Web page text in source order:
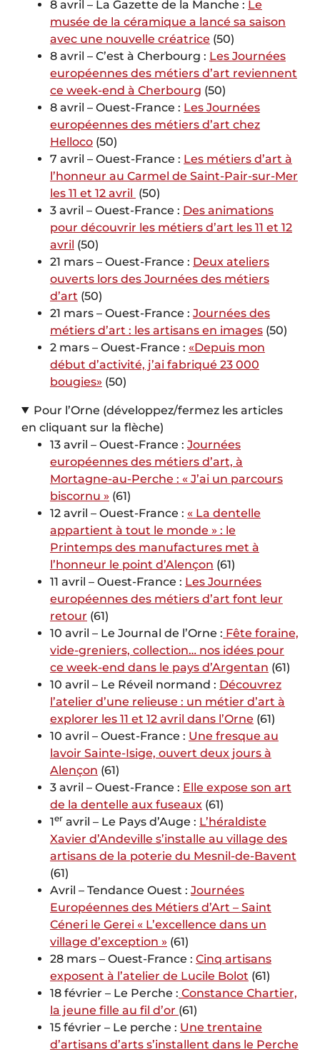
8 avril – La Gazette de la Manche : Le
musée de la céramique a lancé sa saison
avec une nouvelle créatrice (50)
8 avril – C’est à Cherbourg : Les Journées
européennes des métiers d’art reviennent
ce week-end à Cherbourg (50)
8 avril – Ouest-France : Les Journées
européennes des métiers d’art chez
Helloco (50)
7 avril – Ouest-France : Les métiers d’art à
l’honneur au Carmel de Saint-Pair-sur-Mer
les 11 et 12 avril (50)
3 avril – Ouest-France : Des animations
pour découvrir les métiers d’art les 11 et 12
avril (50)
21 mars – Ouest-France : Deux ateliers
ouverts lors des Journées des métiers
d’art (50)
21 mars – Ouest-France : Journées des
métiers d’art : les artisans en images (50)
2 mars – Ouest-France : «Depuis mon
début d’activité, j’ai fabriqué 23 000
bougies» (50)
Pour l’Orne (développez/fermez les articles
en cliquant sur la flèche)
13 avril – Ouest-France : Journées
européennes des métiers d’art, à
Mortagne-au-Perche : « J’ai un parcours
biscornu » (61)
12 avril – Ouest-France : « La dentelle
appartient à tout le monde » : le
Printemps des manufactures met à
l’honneur le point d’Alençon (61)
11 avril – Ouest-France : Les Journées
européennes des métiers d’art font leur
retour (61)
10 avril – Le Journal de l’Orne : Fête foraine,
vide-greniers, collection… nos idées pour
ce week-end dans le pays d’Argentan (61)
10 avril – Le Réveil normand : Découvrez
l’atelier d’une relieuse : un métier d’art à
explorer les 11 et 12 avril dans l’Orne (61)
10 avril – Ouest-France : Une fresque au
lavoir Sainte-Isige, ouvert deux jours à
Alençon (61)
3 avril – Ouest-France : Elle expose son art
de la dentelle aux fuseaux (61)
1er avril – Le Pays d’Auge : L’héraldiste
Xavier d’Andeville s’installe au village des
artisans de la poterie du Mesnil-de-Bavent
(61)
Avril – Tendance Ouest : Journées
Européennes des Métiers d’Art – Saint
Céneri le Gerei « L’excellence dans un
village d’exception » (61)
28 mars – Ouest-France : Cinq artisans
exposent à l’atelier de Lucile Bolot (61)
18 février – Le Perche : Constance Chartier,
la jeune fille au fil d’or (61)
15 février – Le perche : Une trentaine
d’artisans d’arts s’installent dans le Perche